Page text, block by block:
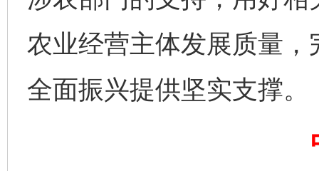
农业经营主体发展质量
全面振兴提供坚实支撑。